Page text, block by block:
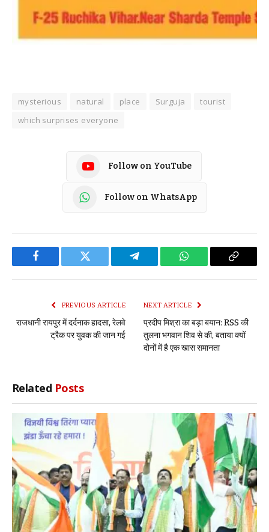
mysterious natural place Surguja
tourist
which surprises everyone
Follow on YouTube
Follow on WhatsApp
Facebook Twitter Telegram WhatsApp Copy
PREVIOUS ARTICLE
राजधानी रायपुर में दर्दनाक हादसा, रेलवे
ट्रैक पर युवक की जान गई
NEXT ARTICLE
प्रदीप मिश्रा का बड़ा बयान: RSS की
तुलना भगवान शिव से की, बताया क्यों
दोनों में है एक खास समानता
Related Posts